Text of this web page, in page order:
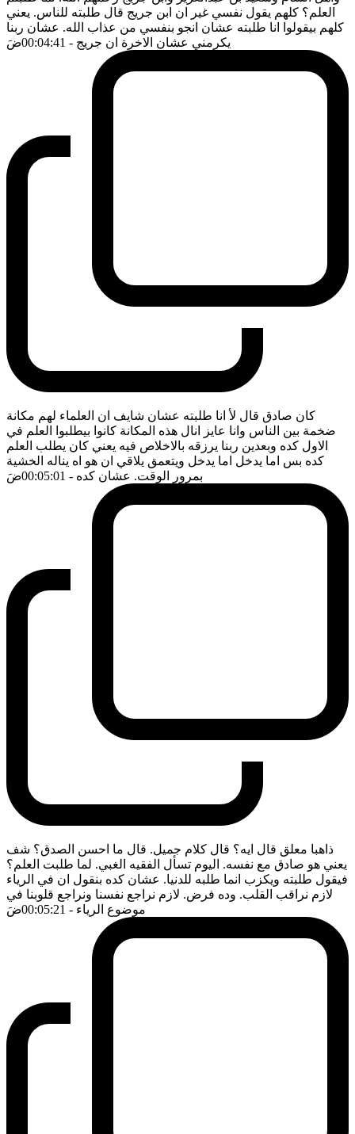
العلم؟ كلهم يقول نفسي غير ان ابن جريج قال طلبته للناس. يعني
كلهم بيقولوا انا طلبته عشان انجو بنفسي من عذاب الله. عشان ربنا
يكرمني عشان الاخرة ان جريج - 00:04:41 ضَ
كان صادق قال لأ انا طلبته عشان شايف ان العلماء لهم مكانة
ضخمة بين الناس وانا عايز انال هذه المكانة كانوا بيطلبوا العلم في
الاول كده وبعدين ربنا يرزقه بالاخلاص فيه يعني كان يطلب العلم
كده بس اما يدخل اما يدخل ويتعمق يلاقي ان هو اه يناله الخشية
بمرور الوقت. عشان كده - 00:05:01 ضَ
ذاهبا معلق قال ايه؟ قال كلام جميل. قال ما احسن الصدق؟ شف
يعني هو صادق مع نفسه. اليوم تسأل الفقيه الغبي. لما طلبت العلم؟
فيقول طلبته ويكزب انما طلبه للدنيا. عشان كده بنقول ان في الرياء
لازم نراقب القلب. وده فرض. لازم نراجع نفسنا ونراجع قلوبنا في
موضوع الرياء - 00:05:21 ضَ